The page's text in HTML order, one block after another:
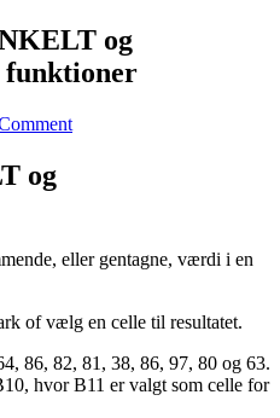
og
funktioner
og
eller gentagne, værdi i en
of vælg en celle til resultatet.
86, 82, 81, 38, 86, 97, 80 og 63.
hvor B11 er valgt som celle for